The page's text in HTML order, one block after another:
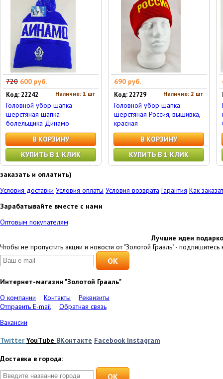
720 600 руб.
Наличие: 1 шт
Код: 22242
Головной убор шапка
шерстяная шапка
болельщика Динамо
В КОРЗИНУ
КУПИТЬ В 1 КЛИК
690 руб.
Наличие: 2 шт
Код: 22729
Головной убор шапка
шерстяная Россия, вышивка,
красная
В КОРЗИНУ
КУПИТЬ В 1 КЛИК
заказать и оплатить)
Условия доставки Условия оплаты Условия возврата Гарантия Как
Зарабатывайте вместе с нами
Оптовым покупателям
Лучшие идеи
Чтобы не пропустить акции и новости от "Золотой Грааль" - подпишитесь
Интернет-магазин "Золотой Грааль"
О компании
Контакты
Реквизиты
Отправить E-mail
Обратная связь
Вакансии
Twitter YouTube ВКонтакте Facebook Instagram
Доставка в города:
OK